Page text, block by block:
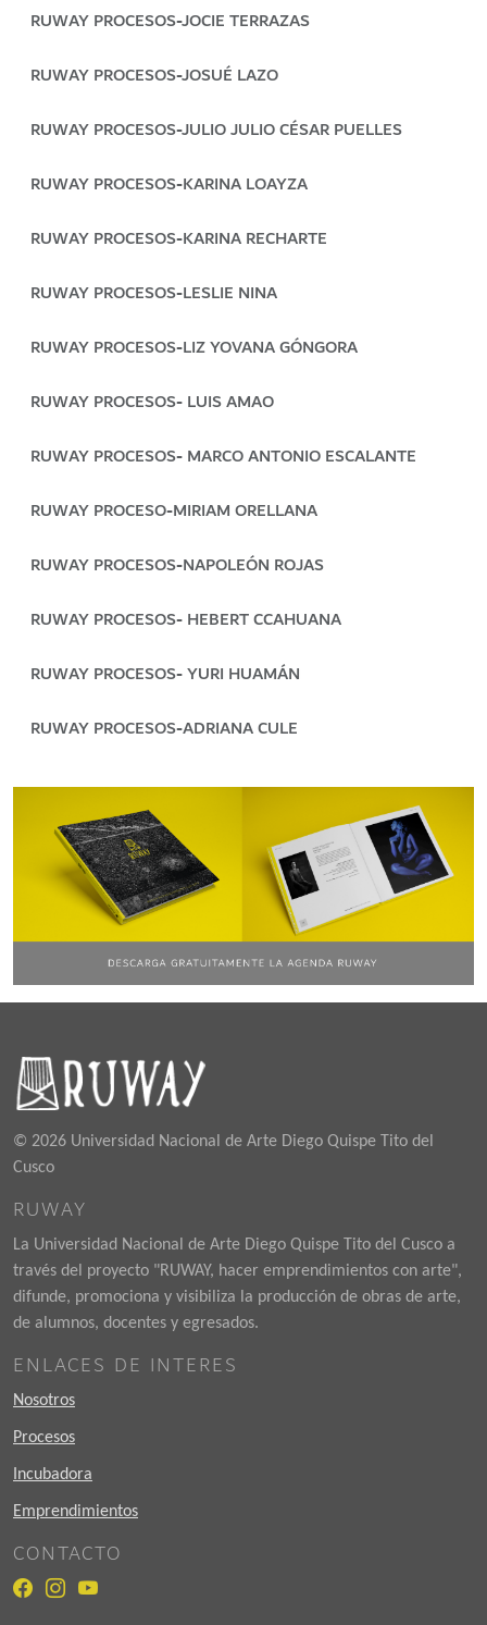
RUWAY PROCESOS-JOCIE TERRAZAS
RUWAY PROCESOS-JOSUÉ LAZO
RUWAY PROCESOS-JULIO JULIO CÉSAR PUELLES
RUWAY PROCESOS-KARINA LOAYZA
RUWAY PROCESOS-KARINA RECHARTE
RUWAY PROCESOS-LESLIE NINA
RUWAY PROCESOS-LIZ YOVANA GÓNGORA
RUWAY PROCESOS- LUIS AMAO
RUWAY PROCESOS- MARCO ANTONIO ESCALANTE
RUWAY PROCESO-MIRIAM ORELLANA
RUWAY PROCESOS-NAPOLEÓN ROJAS
RUWAY PROCESOS- HEBERT CCAHUANA
RUWAY PROCESOS- YURI HUAMÁN
RUWAY PROCESOS-ADRIANA CULE
© 2026 Universidad Nacional de Arte Diego Quispe Tito del
Cusco
RUWAY
La Universidad Nacional de Arte Diego Quispe Tito del Cusco a
través del proyecto "RUWAY, hacer emprendimientos con arte",
difunde, promociona y visibiliza la producción de obras de arte,
de alumnos, docentes y egresados.
ENLACES DE INTERES
Nosotros
Procesos
Incubadora
Emprendimientos
CONTACTO